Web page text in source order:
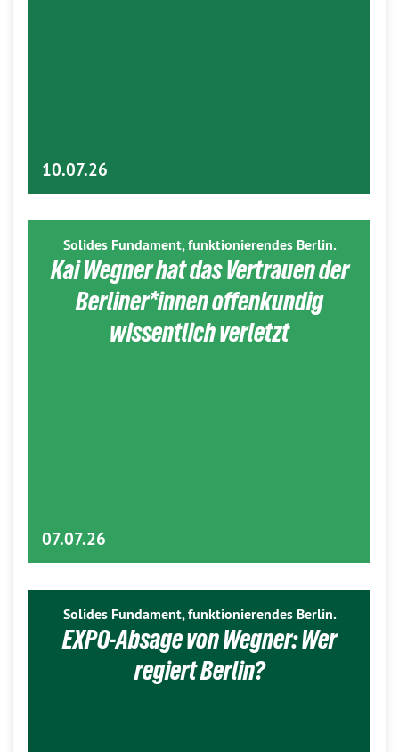
10.07.26
Solides Fundament, funktionierendes Berlin.
Kai Wegner hat das Vertrauen der
Berliner*innen offenkundig
wissentlich verletzt
07.07.26
Solides Fundament, funktionierendes Berlin.
EXPO-Absage von Wegner: Wer
regiert Berlin?